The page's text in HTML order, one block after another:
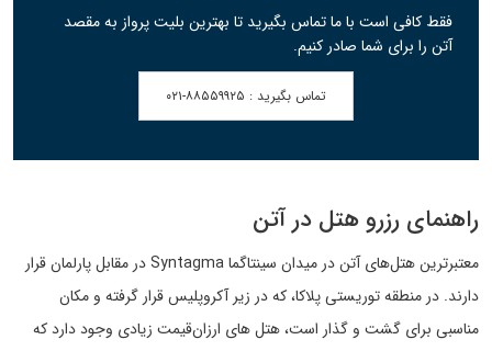
فقط کافی است با ما تماس بگیرید تا بهترین بلیت پرواز به مقصد
آتن را برای شما صادر کنیم.
تماس بگیرید : ۰۲۱-۸۸۵۵۹۹۲۵
راهنمای رزرو هتل در آتن
معتبرترین هتل‌های آتن در میدان سینتاگما Syntagma در مقابل پارلمان قرار
دارند. در منطقه توریستی پلاکا، که در زیر آکروپلیس قرار گرفته و مکان
مناسبی برای گشت و گذار است، هتل های ارزان‌قیمت زیادی وجود دارد که